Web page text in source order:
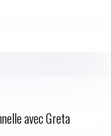
avec Greta